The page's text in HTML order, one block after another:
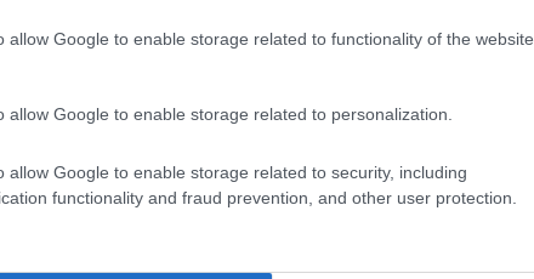
allow Google to enable storage related to functionality of the website
allow Google to enable storage related to personalization.
allow Google to enable storage related to security, including
functionality and fraud prevention, and other user protection.
volto a rivitalizzare il tessuto sociale ed
sostenibilità e la partecipazione attiva.
pianificazione di nuove iniziative per il futuro,
è quello di coinvolgere sempre più
di contribuire attivamente alla salvaguardia e